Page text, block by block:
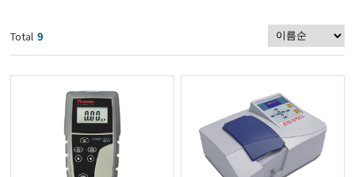
수분계/회전계/도막두
Total 9